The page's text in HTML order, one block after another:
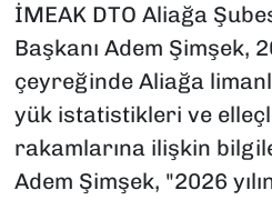
İMEAK DTO Aliağa
Başkanı Adem Şimşek,
çeyreğinde Aliağa
yük istatistikleri ve
rakamlarına ilişkin
Adem Şimşek, "2026